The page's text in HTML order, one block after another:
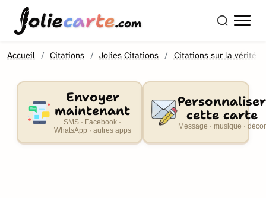
oliecarte.com
Accueil Citations Jolies Citations Citations sur la vérité
Envoyer
maintenant
SMS · Facebook ·
WhatsApp · autres apps
Personnaliser
cette carte
Message · musique · décor